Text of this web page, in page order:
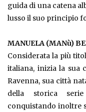
guida di una catena
lusso il suo principio
MANUELA (MANù)
Considerata la più
italiana, inizia la sua
Ravenna, sua città
della storica
conquistando inoltre